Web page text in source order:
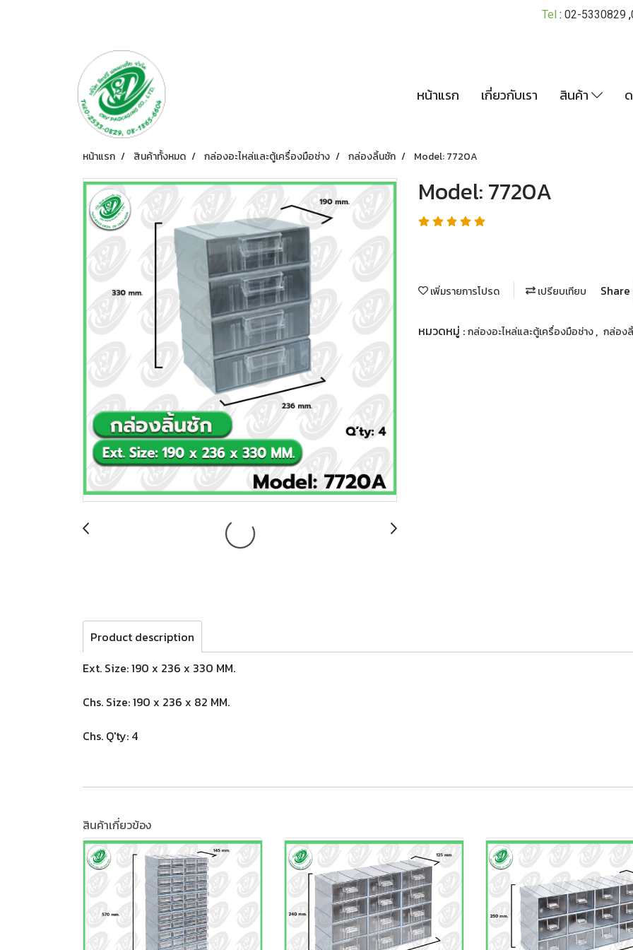
Tel : 02-5330829 ,
หน้าแรก เกี่ยวกับเรา สินค้า
หน้าแรก สินค้าทั้งหมด กล่องอะไหล่และตู้เครื่องมือช่าง กล่องลิ้นชัก Model: 7720A
Model: 7720A
เพิ่มรายการโปรด เปรียบเทียบ Share
หมวดหมู่ :กล่องอะไหล่และตู้เครื่องมือช่าง, กล่อง
Product description
Ext. Size: 190 x 236 x 330 MM.
Chs. Size: 190 x 236 x 82 MM.
Chs. Q'ty: 4
สินค้าเกี่ยวข้อง